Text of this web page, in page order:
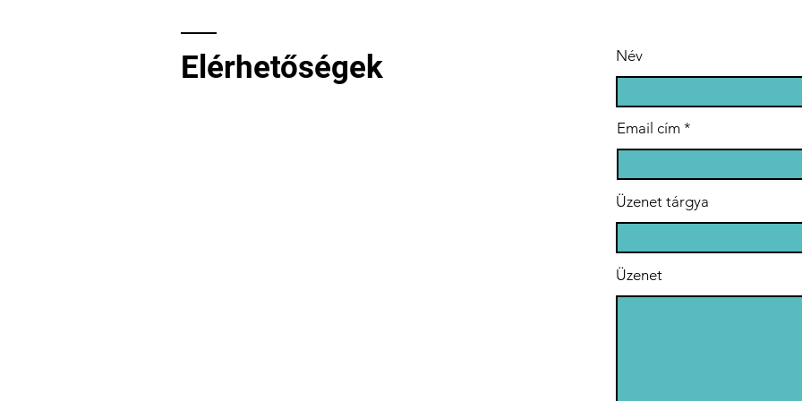
Elérhetőségek Név
Email cím
Üzenet tárgya
Üzenet